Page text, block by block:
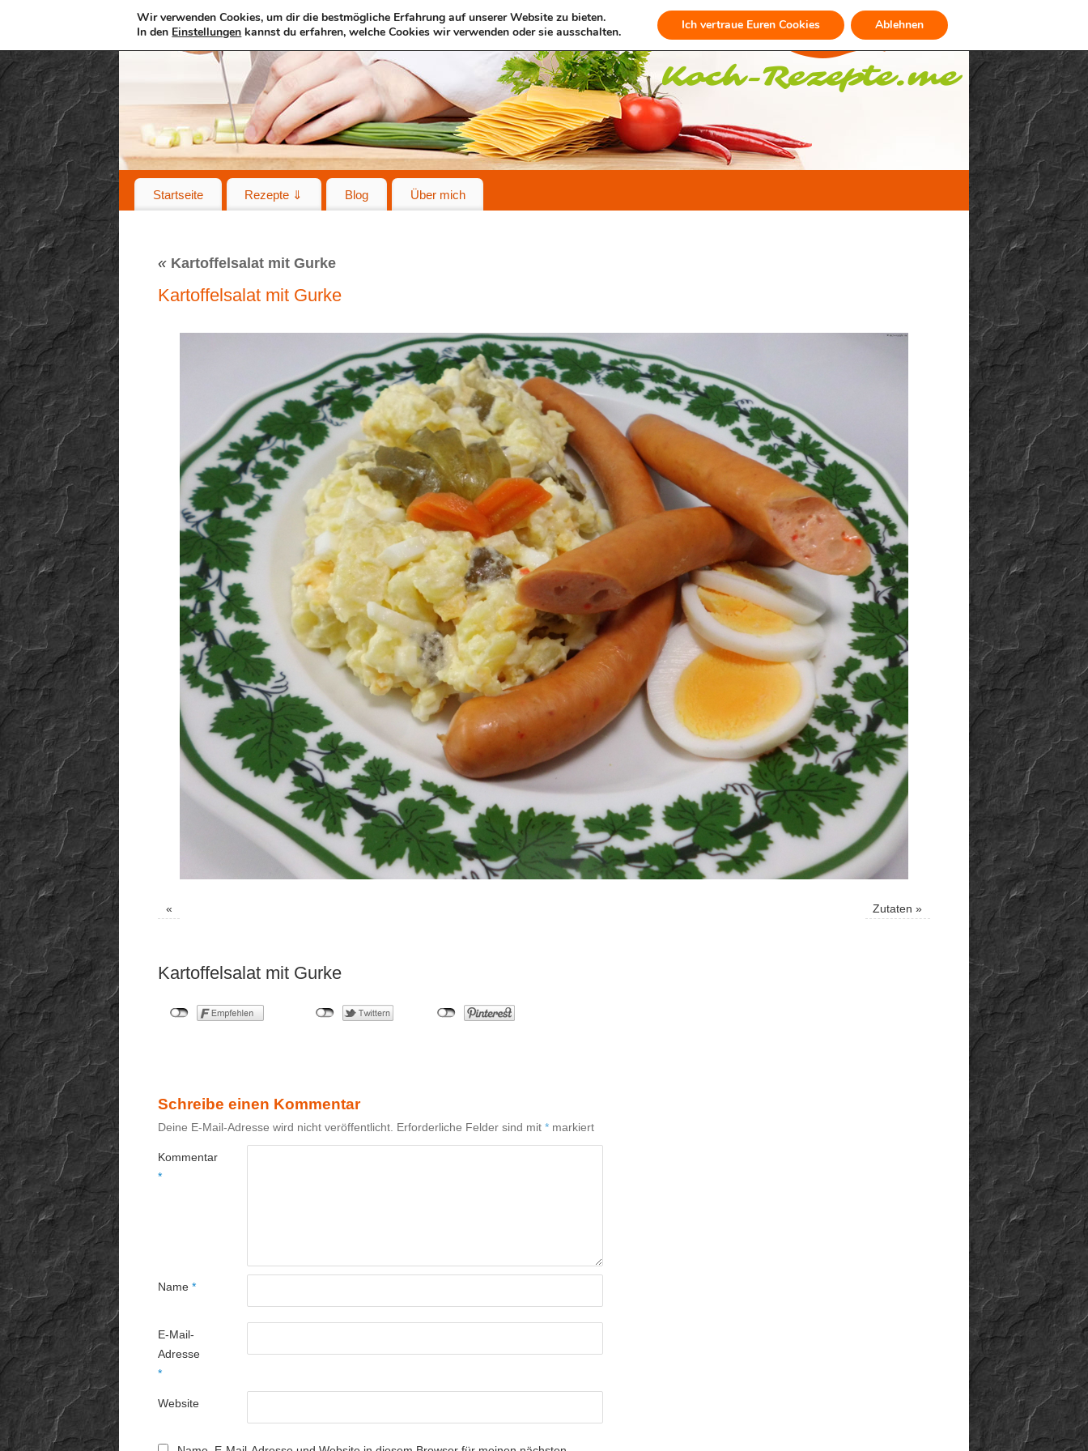
Startseite Rezepte ⇓ Blog Über mich
« Kartoffelsalat mit Gurke
Kartoffelsalat mit Gurke
« Zutaten »
Kartoffelsalat mit Gurke
Schreibe einen Kommentar
Deine E-Mail-Adresse wird nicht veröffentlicht. Erforderliche Felder sind mit * markiert
Kommentar
*
Name *
E-Mail-
Adresse
*
Website
Wir verwenden Cookies, um dir die bestmögliche Erfahrung auf unserer Website zu bieten.
In den Einstellungen kannst du erfahren, welche Cookies wir verwenden oder sie ausschalten. Ich vertraue Euren Cookies Ablehnen